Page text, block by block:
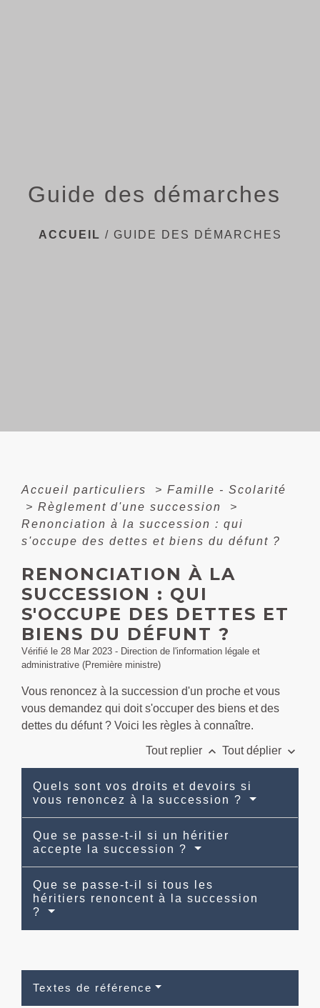
Guide des démarches
ACCUEIL / GUIDE DES DÉMARCHES
Accueil particuliers > Famille - Scolarité
> Règlement d'une succession
>
Renonciation à la succession : qui
s'occupe des dettes et biens du défunt ?
RENONCIATION À LA
SUCCESSION : QUI
S'OCCUPE DES DETTES ET
BIENS DU DÉFUNT ?
Vérifié le 28 Mar 2023 - Direction de l'information légale et
administrative (Première ministre)
Vous renoncez à la succession d'un proche et vous
vous demandez qui doit s'occuper des biens et des
dettes du défunt ? Voici les règles à connaître.
Tout replier keyboard_arrow_up Tout déplier keyboard_arrow_down
Quels sont vos droits et devoirs si
vous renoncez à la succession ?
Que se passe-t-il si un héritier
accepte la succession ?
Que se passe-t-il si tous les
héritiers renoncent à la succession
?
Textes de référence